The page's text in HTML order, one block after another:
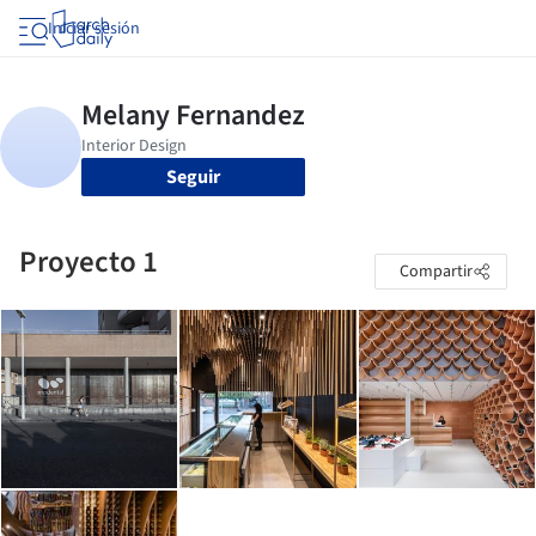
Iniciar sesión
Seguir
Proyecto 1 Compartir